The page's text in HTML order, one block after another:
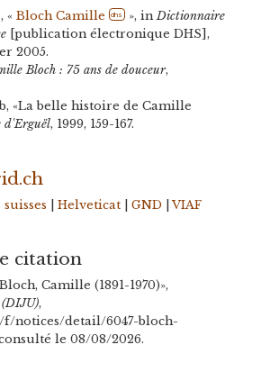
« Bloch Camille dhs », inDictionnaire
[publication électronique DHS],
2005.
Bloch : 75 ans de douceur,
«La belle histoire de Camille
d'Erguël, 1999, 159-167.
Helveticat| GND |VIAF
citation
Camille (1891-1970)»,
,
f/notices/detail/6047-bloch-
le 08/08/2026.